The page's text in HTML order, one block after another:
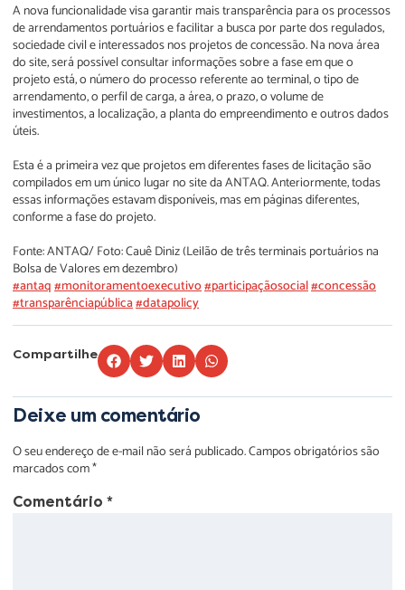
A nova funcionalidade visa garantir mais transparência para os processos
de arrendamentos portuários e facilitar a busca por parte dos regulados,
sociedade civil e interessados nos projetos de concessão. Na nova área
do site, será possível consultar informações sobre a fase em que o
projeto está, o número do processo referente ao terminal, o tipo de
arrendamento, o perfil de carga, a área, o prazo, o volume de
investimentos, a localização, a planta do empreendimento e outros dados
úteis.
Esta é a primeira vez que projetos em diferentes fases de licitação são
compilados em um único lugar no site da ANTAQ. Anteriormente, todas
essas informações estavam disponíveis, mas em páginas diferentes,
conforme a fase do projeto.
Fonte: ANTAQ/ Foto: Cauê Diniz (Leilão de três terminais portuários na
Bolsa de Valores em dezembro)
#antaq#monitoramentoexecutivo#participaçãosocial#concessão
#transparênciapública#datapolicy
Compartilhe
Deixe um comentário
O seu endereço de e-mail não será publicado.Campos obrigatórios são
marcados com*
Comentário *